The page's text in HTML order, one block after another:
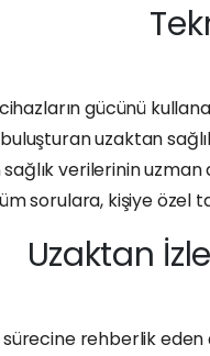
cihazların gücünü
uzaktan
verilerinin uzman
sorulara, kişiye
Uzaktan
rehberlik eden